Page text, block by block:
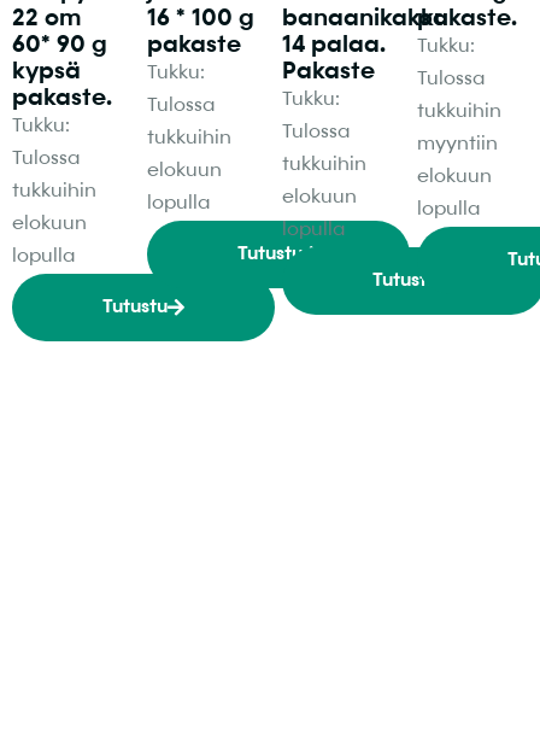
22 cm
60* 90 g
kypsä
pakaste.
Tukku:
Tulossa
tukkuihin
elokuun
lopulla
Tutustu
16 * 100 g
pakaste
Tukku:
Tulossa
tukkuihin
elokuun
lopulla
Tutustu
banaanikakku
14 palaa.
Pakaste
Tukku:
Tulossa
tukkuihin
elokuun
lopulla
Tutustu
pakaste.
Tukku:
Tulossa
tukkuihin
myyntiin
elokuun
lopulla